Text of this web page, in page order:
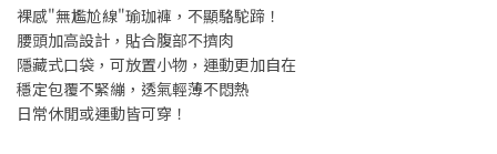
裸感"無尷尬線"瑜珈褲，不顯駱駝蹄！
腰頭加高設計，貼合腹部不擠肉
隱藏式口袋，可放置小物，運動更加自在
穩定包覆不緊繃，透氣輕薄不悶熱
日常休閒或運動皆可穿！